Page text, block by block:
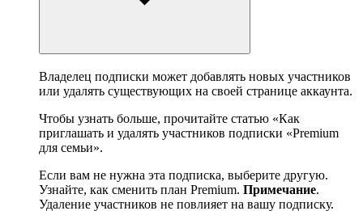
Владелец подписки может добавлять новых участников
или удалять существующих на своей странице аккаунта.
Чтобы узнать больше, прочитайте статью «Как
приглашать и удалять участников подписки «Premium
для семьи».
Если вам не нужна эта подписка, выберите другую.
Узнайте, как сменить план Premium. Примечание.
Удаление участников не повлияет на вашу подписку.